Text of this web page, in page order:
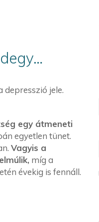
jele.
egy átmeneti
egyetlen tünet.
Vagyis a
míg a
évekig is fennáll.